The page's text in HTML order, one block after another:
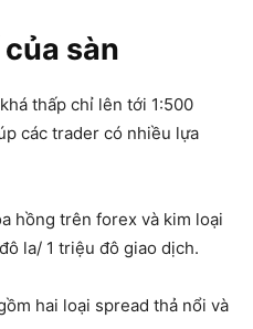
sàn
thấp chỉ lên tới 1:500
các trader có nhiều lựa
hồng trên forex và kim loại
la/ 1 triệu đô giao dịch.
hai loại spread thả nổi và